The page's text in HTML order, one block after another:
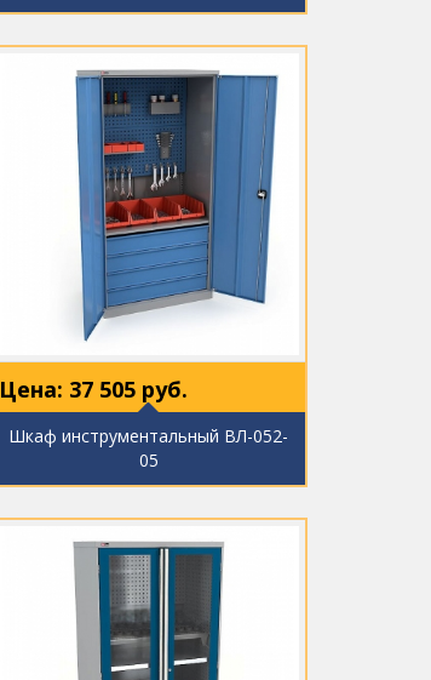
Цена: 37 505 руб.
Шкаф инструментальный ВЛ-052-
05